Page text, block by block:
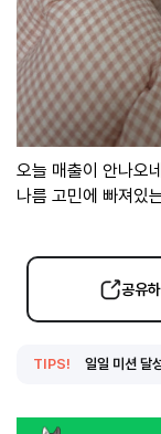
오늘 매출이 안나오
나름 고민에 빠져있
공유
TIPS! 일일 미션 달